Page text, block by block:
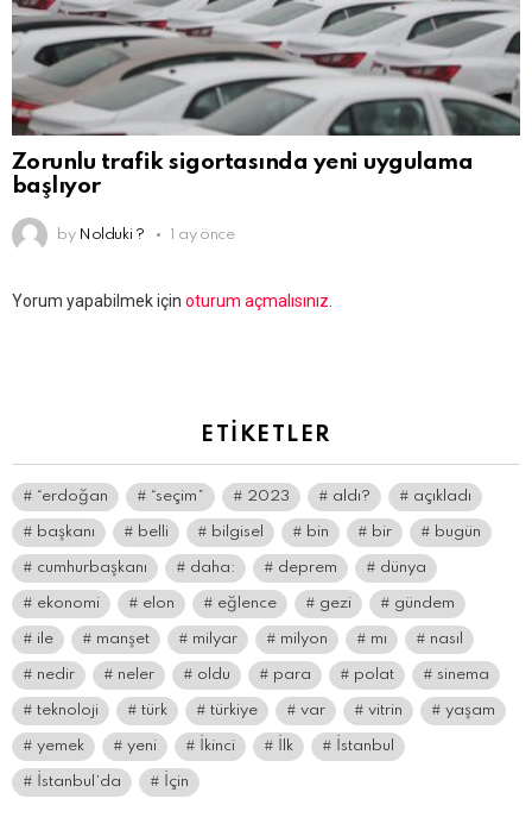
Zorunlu trafik sigortasında yeni uygulama
başlıyor
by Nolduki ? 1 ay önce
Bir
Yorum yapabilmek için oturum açmalısınız
ETIKETLER
“erdoğan “seçim” 2023 aldı? açıkladı
başkanı belli bilgisel bin bir bugün
cumhurbaşkanı daha: deprem dünya
ekonomi elon eğlence gezi gündem
ile manşet milyar milyon mı nasıl
nedir neler oldu para polat sinema
teknoloji türk türkiye var vitrin yaşam
yemek yeni İkinci İlk İstanbul
İstanbul’da İçin